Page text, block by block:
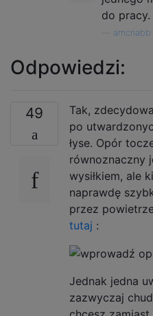
do pracy.
amcnabb
Odpowiedzi:
49
Tak,
po
łyse. Opór
równoznaczny
wysiłkiem, ale
naprawdę
przez
tutaj :
Jednak jedna
zazwyczaj